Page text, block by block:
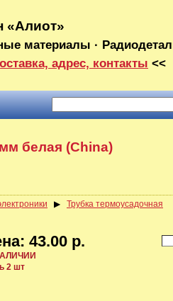
«Алиот»
материалы ·
адрес, контакты <<
белая (China)
▶ Трубка термоусадочная
43.00 р.
2 шт